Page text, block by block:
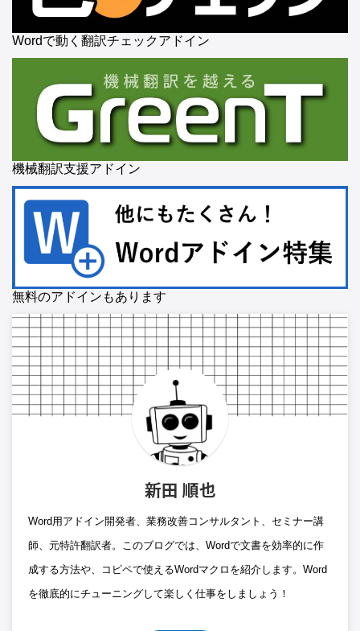
Wordで動く翻訳チェックアドイン
機械翻訳支援アドイン
無料のアドインもあります
新田 順也
Word用アドイン開発者、業務改善コンサルタント、セミナー講
師、元特許翻訳者。このブログでは、Wordで文書を効率的に作
成する方法や、コピペで使えるWordマクロを紹介します。Word
を徹底的にチューニングして楽しく仕事をしましょう！